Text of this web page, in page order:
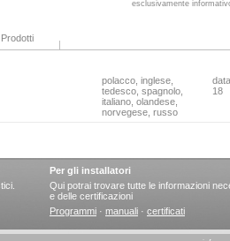
esclusivamente
Prodotti
polacco, inglese,
tedesco, spagnolo,
italiano, olandese,
norvegese, russo
18
Per gli installatori
Qui potrai trovare tutte le informazioni
e delle certificazioni
Programmi · manuali · certificati